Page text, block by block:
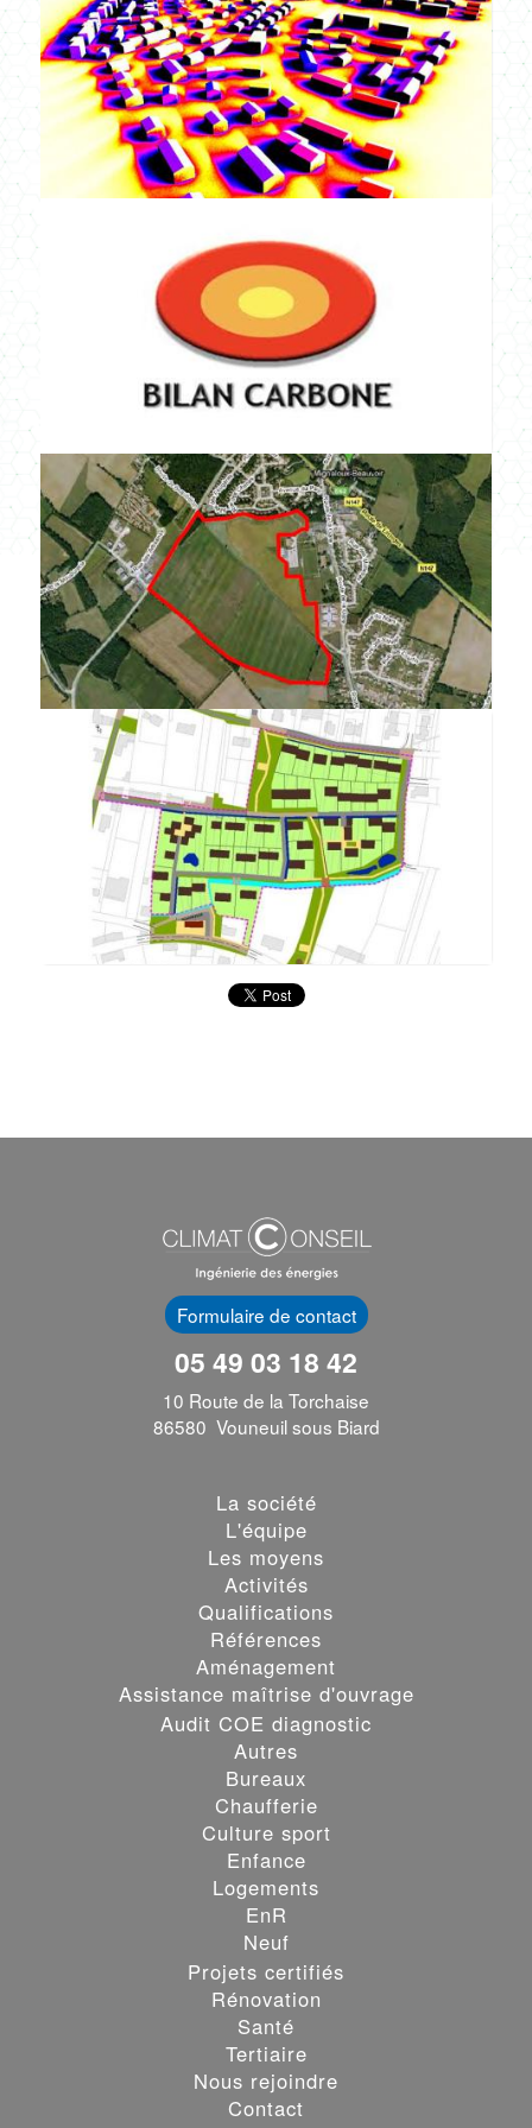
CULTURE SPORT
ENFANCE
LOGEMENTS
ENR
NEUF
PROJETS CERTIFIÉS
RÉNOVATION
SANTÉ
TERTIAIRE
Les cookies assurent le bon fonctionnement de nos services.
En utilisant ces derniers, vous acceptez tacitement l'utilisation
en savoir Plus
Formulaire de contact
05 49 03 18 42
10 Route de la Torchaise
86580 Vouneuil sous Biard
La société
L'équipe
Les moyens
Activités
Qualifications
Références
Aménagement
Assistance maîtrise d'ouvrage
Audit COE diagnostic
Autres
Bureaux
Chaufferie
Culture sport
Enfance
Logements
EnR
Neuf
Projets certifiés
Rénovation
Santé
Tertiaire
Nous rejoindre
Contact